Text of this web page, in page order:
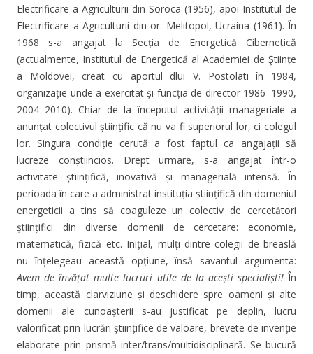
Electrificare a Agriculturii din Soroca (1956), apoi Institutul de
Electrificare a Agriculturii din or. Melitopol, Ucraina (1961). În
1968 s-a angajat la Secția de Energetică Cibernetică
(actualmente, Institutul de Energetică al Academiei de Ştiințe
a Moldovei, creat cu aportul dlui V. Postolati în 1984,
organizație unde a exercitat și funcția de director 1986–1990,
2004–2010). Chiar de la începutul activității manageriale a
anunțat colectivul științific că nu va fi superiorul lor, ci colegul
lor. Singura condiție cerută a fost faptul ca angajații să
lucreze conștiincios. Drept urmare, s-a angajat într-o
activitate științifică, inovativă și managerială intensă. În
perioada în care a administrat instituția științifică din domeniul
energeticii a tins să coaguleze un colectiv de cercetători
științifici din diverse domenii de cercetare: economie,
matematică, fizică etc. Inițial, mulți dintre colegii de breaslă
nu înțelegeau această opțiune, însă savantul argumenta:
Avem de învățat multe lucruri utile de la acești specialiști!În
timp, această clarviziune și deschidere spre oameni și alte
domenii ale cunoașterii s-au justificat pe deplin, lucru
valorificat prin lucrări științifice de valoare, brevete de invenție
elaborate prin prismă inter/trans/multidisciplinară. Se bucură